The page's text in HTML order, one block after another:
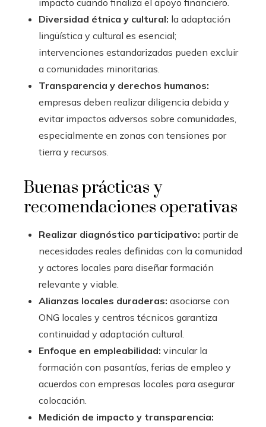
impacto cuando finaliza el apoyo financiero.
Diversidad étnica y cultural: la adaptación
lingüística y cultural es esencial;
intervenciones estandarizadas pueden excluir
a comunidades minoritarias.
Transparencia y derechos humanos:
empresas deben realizar diligencia debida y
evitar impactos adversos sobre comunidades,
especialmente en zonas con tensiones por
tierra y recursos.
Buenas prácticas y
recomendaciones operativas
Realizar diagnóstico participativo: partir de
necesidades reales definidas con la comunidad
y actores locales para diseñar formación
relevante y viable.
Alianzas locales duraderas: asociarse con
ONG locales y centros técnicos garantiza
continuidad y adaptación cultural.
Enfoque en empleabilidad: vincular la
formación con pasantías, ferias de empleo y
acuerdos con empresas locales para asegurar
colocación.
Medición de impacto y transparencia: